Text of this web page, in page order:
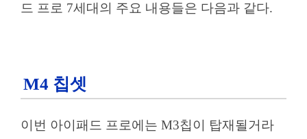
드 프로 7세대의 주요 내용들은 다음과 같다.
M4 칩셋
이번 아이패드 프로에는 M3칩이 탑재될거라